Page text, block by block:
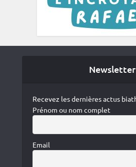
Newsletter
Recevez les dernières actus
Prénom ou nom complet
Email